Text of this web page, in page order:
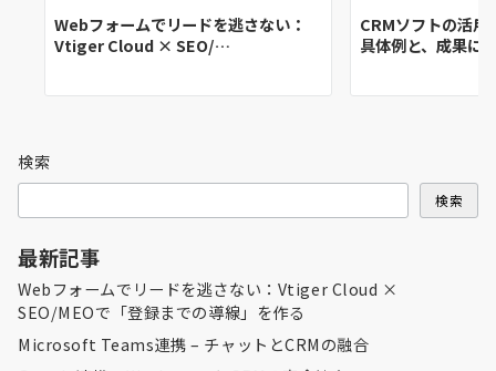
Webフォームでリードを逃さない：
Vtiger Cloud × SEO/…
CRMソフトの活用
具体例と、成果に
検索
検索
最新記事
Webフォームでリードを逃さない：Vtiger Cloud ×
SEO/MEOで「登録までの導線」を作る
Microsoft Teams連携 – チャットとCRMの融合